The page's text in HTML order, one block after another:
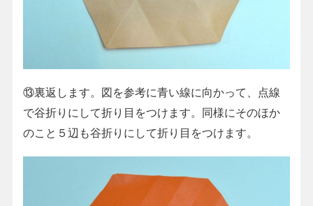
⑬裏返します。図を参考に青い線に向かって、点線
で谷折りにして折り目をつけます。同様にそのほか
のこと５辺も谷折りにして折り目をつけます。